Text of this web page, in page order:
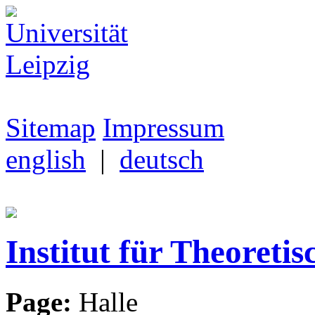
Sitemap Impressum
english | deutsch
Institut für
Page: Halle